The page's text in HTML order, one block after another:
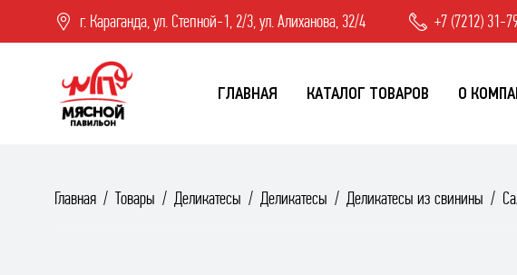
г. Караганда, ул. Степной-1, 2/3, ул. Алиханова, 32/4 +7 (7212) 31-
ГЛАВНАЯ КАТАЛОГ ТОВАРОВ О
Главная Товары Деликатесы Деликатесы Деликатесы из свинины